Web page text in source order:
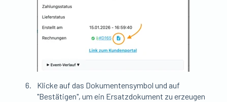
Klicke auf das Dokumentensymbol und auf
"Bestätigen", um ein Ersatzdokument zu erzeugen